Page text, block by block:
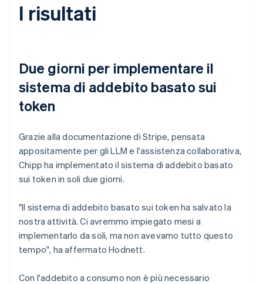
I risultati
Due giorni per implementare il
sistema di addebito basato sui
token
Grazie alla documentazione di Stripe, pensata
appositamente per gli LLM e l'assistenza collaborativa,
Chipp ha implementato il sistema di addebito basato
sui token in soli due giorni.
"Il sistema di addebito basato sui token ha salvato la
nostra attività. Ci avremmo impiegato mesi a
implementarlo da soli, ma non avevamo tutto questo
tempo", ha affermato Hodnett.
Con l'addebito a consumo non è più necessario